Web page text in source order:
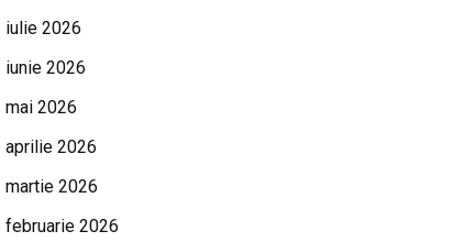
iulie 2026
iunie 2026
mai 2026
aprilie 2026
martie 2026
februarie 2026